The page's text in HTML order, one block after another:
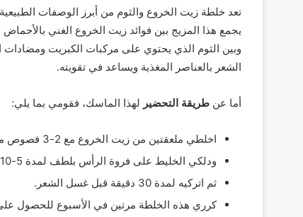
تعد خلطة زيت الخروع والثوم من أبرز الوصفات
وبين الثوم الذي يحتوي على مركبات الكبريت ومضادات
الشعر بالعناصر المغذية ويساعد في تقويته.
أما عن طريقة التحضير لهذا الماسك، فقومي بما يلي:
اخلطي ملعقتين من زيت الخروع مع 2-3 فصوص مهروسة من الثوم.
ودلكي الخليط على فروة الرأس بلطف لمدة 5-10 دقائق.
ثم اتركيه لمدة 30 دقيقة قبل غسل الشعر.
كرري هذه الخلطة مرتين في الأسبوع للحصول